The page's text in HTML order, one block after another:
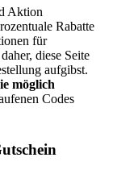
Aktion
Rabatte
für
diese Seite
aufgibst.
möglich
Codes